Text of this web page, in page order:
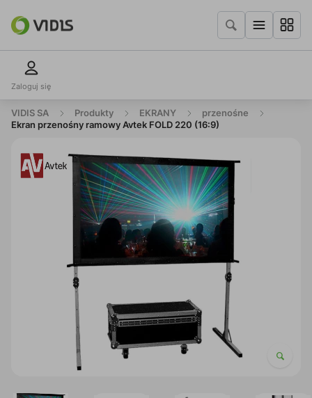
Zaloguj się
VIDIS SA Produkty EKRANY
przenośne
Ekran przenośny ramowy Avtek FOLD 220 (16:9)